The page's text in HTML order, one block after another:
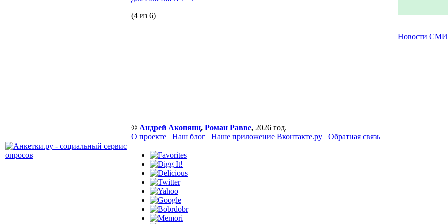
(4 из 6)
Новости
© Андрей Акопянц, Роман Равве, 2026 год.
О проекте
Наш блог Наше приложение Вконтакте.ру Обратная связь